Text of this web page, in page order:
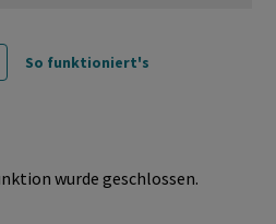
So funktioniert's
wurde geschlossen.